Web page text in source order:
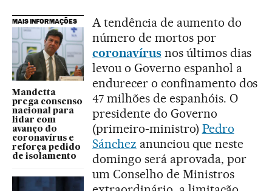
MAIS INFORMAÇÕES
Mandetta
prega consenso
nacional para
lidar com
avanço do
coronavírus e
reforça pedido
de isolamento
A tendência de aumento do
número de mortos por
coronavírusnos últimos dias
levou o Governo espanhol a
endurecer o confinamento dos
47 milhões de espanhóis. O
presidente do Governo
(primeiro-ministro) Pedro
Sánchez anunciou que neste
domingo será aprovada, por
um Conselho de Ministros